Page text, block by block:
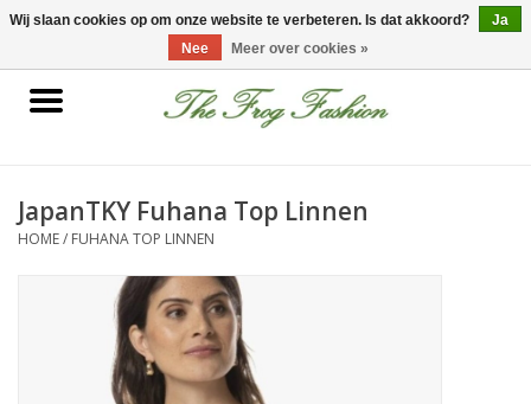
0 Artikelen - €0,00
Home
Nieuwe collectie
JapanTKY Fuhana Top Linnen
HOME/ FUHANA TOP LINNEN
Wij slaan cookies op om onze website te verbeteren. Is dat akkoord?
Ja
Nee
Meer over cookies »